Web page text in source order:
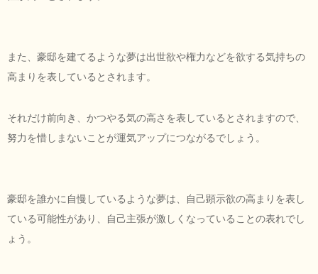
また、豪邸を建てるような夢は出世欲や権力などを欲する気持ちの
高まりを表しているとされます。
それだけ前向き、かつやる気の高さを表しているとされますので、
努力を惜しまないことが運気アップにつながるでしょう。
豪邸を誰かに自慢しているような夢は、自己顕示欲の高まりを表し
ている可能性があり、自己主張が激しくなっていることの表れでし
ょう。